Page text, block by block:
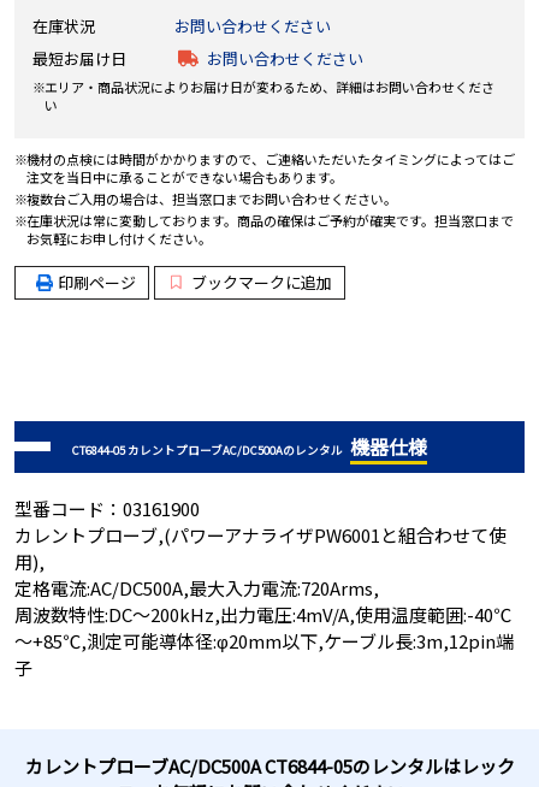
在庫状況
お問い合わせください
最短お届け日
お問い合わせください
エリア・商品状況によりお届け日が変わるため、詳細はお問い合わせくださ
い
機材の点検には時間がかかりますので、ご連絡いただいたタイミングによってはご
注文を当日中に承ることができない場合もあります。
複数台ご入用の場合は、担当窓口までお問い合わせください。
在庫状況は常に変動しております。商品の確保はご予約が確実です。担当窓口まで
お気軽にお申し付けください。
印刷ページ ブックマークに追加
CT6844-05 カレントプローブAC/DC500Aのレンタル 機器仕様
型番コード：03161900
カレントプローブ,(パワーアナライザPW6001と組合わせて使
用),
定格電流:AC/DC500A,最大入力電流:720Arms,
周波数特性:DC～200kHz,出力電圧:4mV/A,使用温度範囲:-40℃
～+85℃,測定可能導体径:φ20mm以下,ケーブル長:3m,12pin端
子
カレントプローブAC/DC500A CT6844-05のレンタルはレック